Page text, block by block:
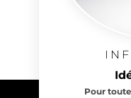
Pour